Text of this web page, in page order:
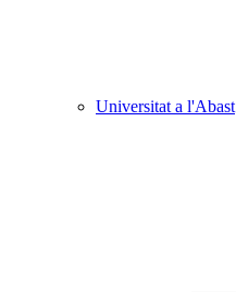
Universitat a l'Abast